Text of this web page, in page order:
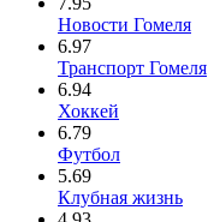
Новости Гомеля
6.97
Транспорт Гомеля
6.94
Хоккей
6.79
Футбол
5.69
Клубная жизнь